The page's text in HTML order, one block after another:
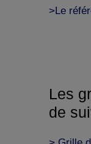
>Le
Les
de